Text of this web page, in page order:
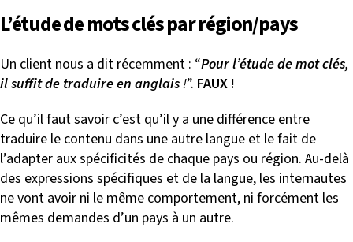
L’étude de mots clés par région/pays
Un client nous a dit récemment : “Pour l’étude de mot clés,
il suffit de traduire en anglais !”. FAUX !
Ce qu’il faut savoir c’est qu’il y a une différence entre
traduire le contenu dans une autre langue et le fait de
l’adapter aux spécificités de chaque pays ou région. Au-delà
des expressions spécifiques et de la langue, les internautes
ne vont avoir ni le même comportement, ni forcément les
mêmes demandes d’un pays à un autre.